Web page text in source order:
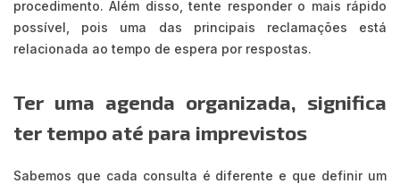
procedimento. Além disso, tente responder o mais rápido
possível, pois uma das principais reclamações está
relacionada ao tempo de espera por respostas.
Ter uma agenda organizada, significa
ter tempo até para imprevistos
Sabemos que cada consulta é diferente e que definir um